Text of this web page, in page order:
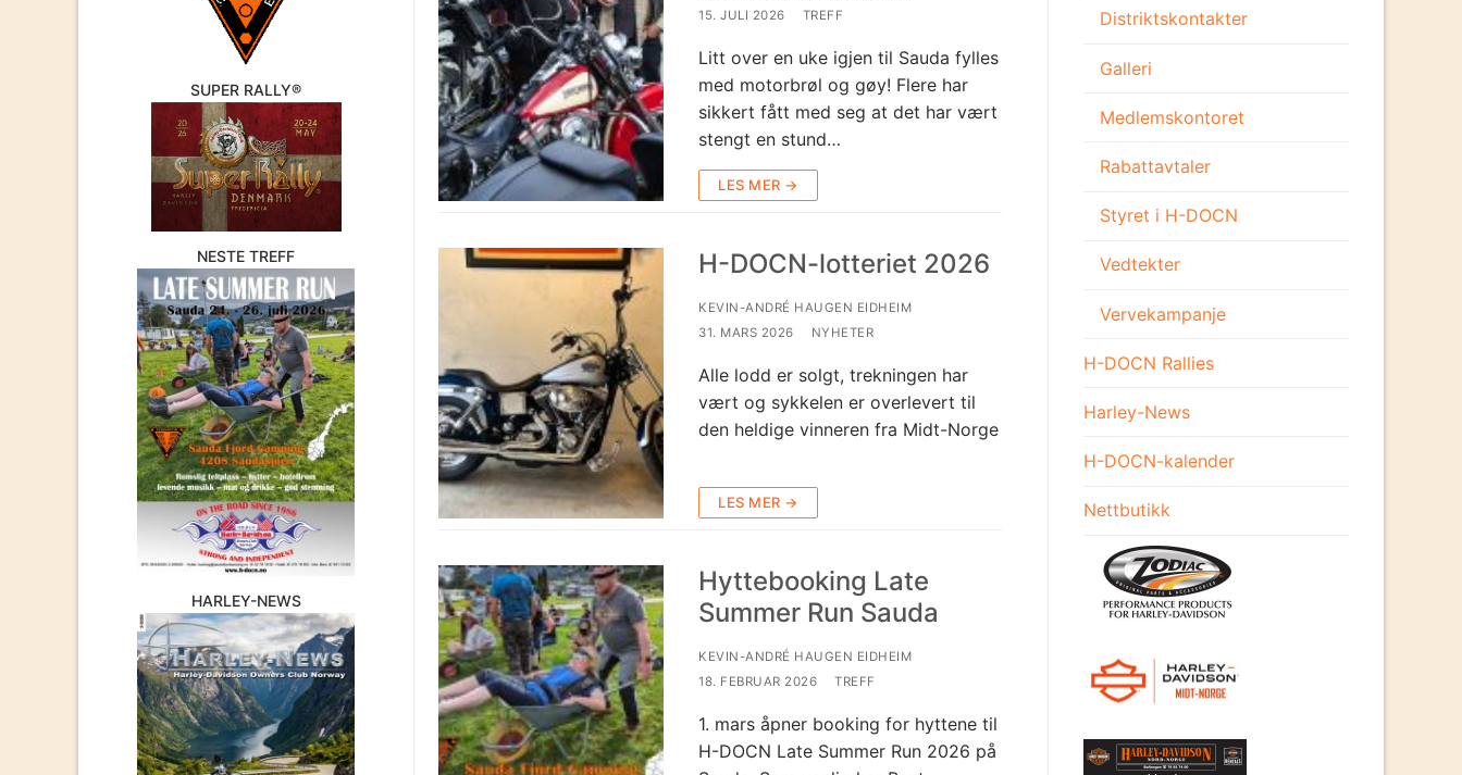
15. JULI 2026
TREFF
Litt over en uke igjen til Sauda fylles
med motorbrøl og gøy! Flere har
sikkert fått med seg at det har vært
stengt en stund…
LES MER →
H-DOCN-lotteriet 2026
KEVIN-ANDRÉ HAUGEN EIDHEIM
31. MARS 2026
NYHETER
Alle lodd er solgt, trekningen har
vært og sykkelen er overlevert til
den heldige vinneren fra Midt-Norge
LES MER →
Hyttebooking Late
Summer Run Sauda
KEVIN-ANDRÉ HAUGEN EIDHEIM
18. FEBRUAR 2026
TREFF
1. mars åpner booking for hyttene til
H-DOCN Late Summer Run 2026 på
Distriktskontakter
Galleri
Medlemskontoret
Rabattavtaler
Styret i H-DOCN
Vedtekter
Vervekampanje
H-DOCN Rallies
Harley-News
H-DOCN-kalender
Nettbutikk
SUPER RALLY®
NESTE TREFF
HARLEY-NEWS